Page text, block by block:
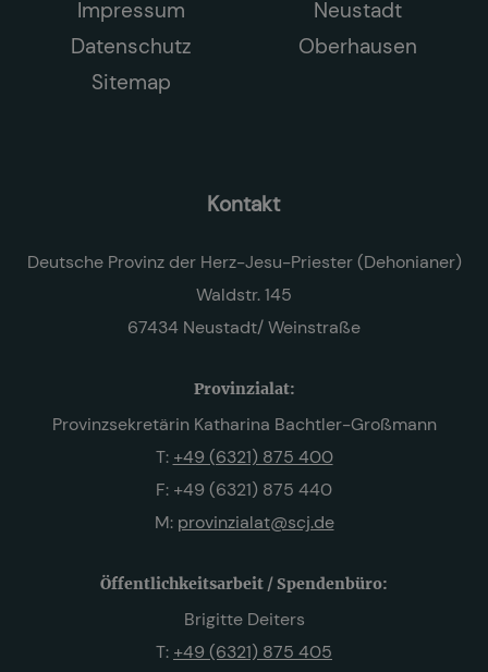
Impressum
Datenschutz
Sitemap
Neustadt
Oberhausen
Kontakt
Deutsche Provinz der Herz-Jesu-Priester (Dehonianer)
Waldstr. 145
67434 Neustadt/ Weinstraße
Provinzialat:
Provinzsekretärin Katharina Bachtler-Großmann
T: +49 (6321) 875 400
F: +49 (6321) 875 440
M: provinzialat@scj.de
Öffentlichkeitsarbeit / Spendenbüro:
Brigitte Deiters
T: +49 (6321) 875 405